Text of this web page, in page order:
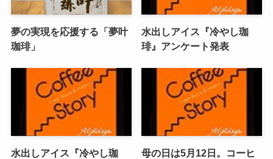
夢の実現を応援する「夢叶
珈琲」
水出しアイス『冷やし珈
琲』アンケート発表
水出しアイス『冷やし珈
母の日は5月12日。コーヒ